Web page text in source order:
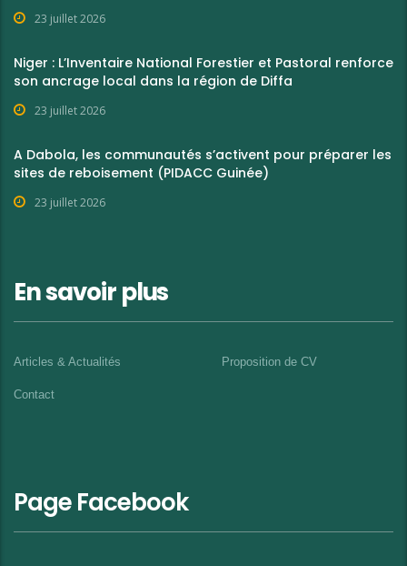
23 juillet 2026
Niger : L’Inventaire National Forestier et Pastoral renforce
son ancrage local dans la région de Diffa
23 juillet 2026
A Dabola, les communautés s’activent pour préparer les
sites de reboisement (PIDACC Guinée)
23 juillet 2026
En savoir plus
Articles & Actualités Proposition de CV
Contact
Page Facebook